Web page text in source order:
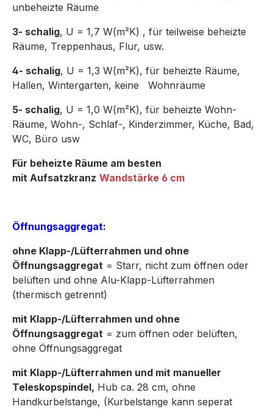
unbeheizte Räume
3- schalig, U = 1,7 W(m²K) , für teilweise beheizte
Räume, Treppenhaus, Flur, usw.
4- schalig, U = 1,3 W(m²K), für beheizte Räume,
Hallen, Wintergarten, keine Wohnräume
5- schalig, U = 1,0 W(m²K), für beheizte Wohn-
Räume, Wohn-, Schlaf-, Kinderzimmer, Küche, Bad,
WC, Büro usw
Für beheizte Räume am besten
mit Aufsatzkranz Wandstärke 6 cm
Öffnungsaggregat:
ohne Klapp-/Lüfterrahmen und ohne
Öffnungsaggregat = Starr, nicht zum öffnen oder
belüften und ohne Alu-Klapp-Lüfterrahmen
(thermisch getrennt)
mit Klapp-/Lüfterrahmen und ohne
Öffnungsaggregat = zum öffnen oder belüften,
ohne Öffnungsaggregat
mit Klapp-/Lüfterrahmen und mit manueller
Teleskopspindel, Hub ca. 28 cm, ohne
Handkurbelstange, (Kurbelstange kann seperat